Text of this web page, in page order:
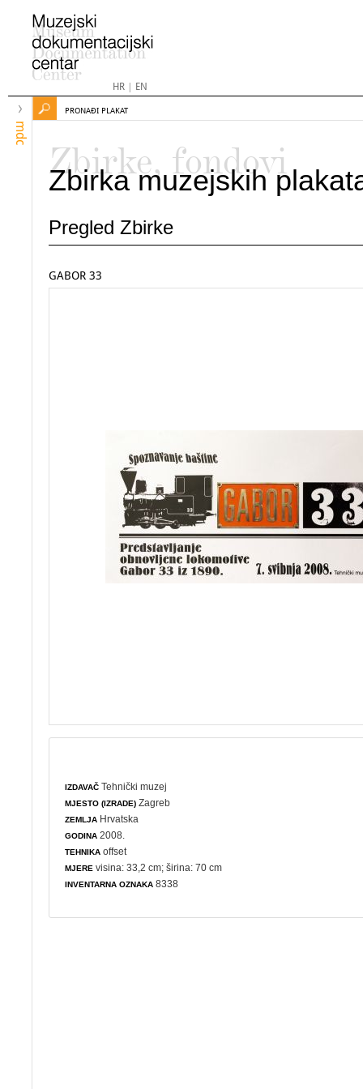
HR| EN
mdc
PRONAĐI PLAKAT
Zbirke, fondovi
Zbirka muzejskih
Pregled Zbirke
GABOR 33
IZDAVAČ Tehnički muzej
MJESTO (IZRADE) Zagreb
ZEMLJA Hrvatska
GODINA 2008.
TEHNIKA offset
MJERE visina: 33,2 cm; širina: 70 cm
INVENTARNA OZNAKA 8338